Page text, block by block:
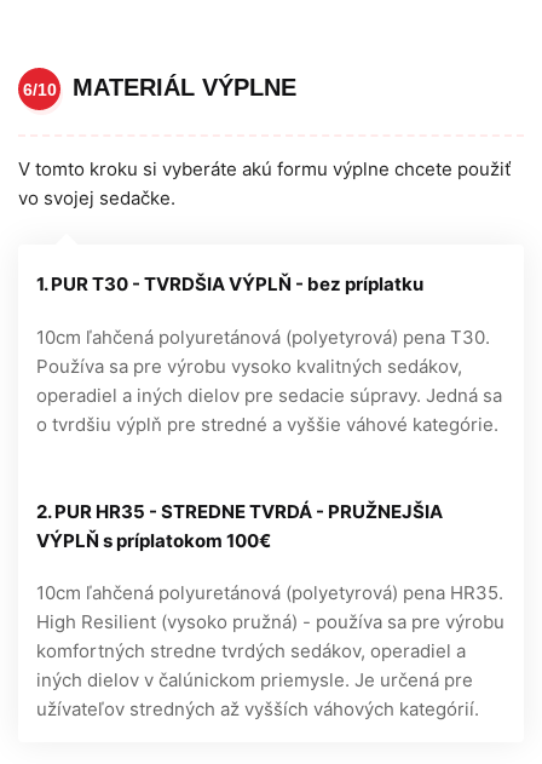
6/10 MATERIÁL VÝPLNE
V tomto kroku si vyberáte akú formu výplne chcete použiť
vo svojej sedačke.
1. PUR T30 - TVRDŠIA VÝPLŇ - bez príplatku
10cm ľahčená polyuretánová (polyetyrová) pena T30.
Používa sa pre výrobu vysoko kvalitných sedákov,
operadiel a iných dielov pre sedacie súpravy. Jedná sa
o tvrdšiu výplň pre stredné a vyššie váhové kategórie.
2. PUR HR35 - STREDNE TVRDÁ - PRUŽNEJŠIA
VÝPLŇ s príplatokom 100€
10cm ľahčená polyuretánová (polyetyrová) pena HR35.
High Resilient (vysoko pružná) - používa sa pre výrobu
komfortných stredne tvrdých sedákov, operadiel a
iných dielov v čalúnickom priemysle. Je určená pre
užívateľov stredných až vyšších váhových kategórií.